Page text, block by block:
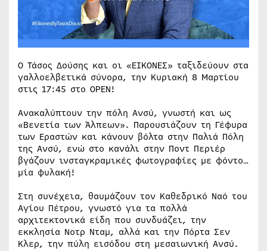
Ο Τάσος Δούσης και οι «ΕΙΚΟΝΕΣ» ταξιδεύουν στα
γαλλοελβετικά σύνορα, την Κυριακή 8 Μαρτίου
στις 17:45 στο OPEN!
Ανακαλύπτουν την πόλη Ανσύ, γνωστή και ως
«Βενετία των Άλπεων». Παρουσιάζουν τη Γέφυρα
των Εραστών και κάνουν βόλτα στην Παλιά Πόλη
της Ανσύ, ενώ στο κανάλι στην Ποντ Περιέρ
βγάζουν ινσταγκραμικές φωτογραφίες με φόντο…
μία φυλακή!
Στη συνέχεια, θαυμάζουν τον Καθεδρικό Ναό του
Αγίου Πέτρου, γνωστό για τα πολλά
αρχιτεκτονικά είδη που συνδυάζει, την
εκκλησία Νοτρ Νταμ, αλλά και την Πόρτα Σεν
Κλερ, την πύλη εισόδου στη μεσαιωνική Ανσύ.